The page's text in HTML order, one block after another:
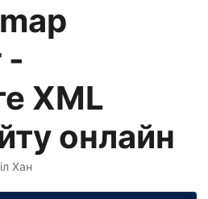
-
XML
онлайн
Хан